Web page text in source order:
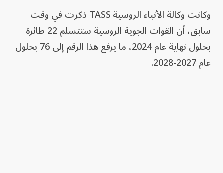
وكانت وكالة الأنباء الروسية TASS ذكرت في وقت
سابق، أن القوات الجوية الروسية ستتسلم 22 طائرة
بحلول نهاية عام 2024، ما يرفع هذا الرقم إلى 76 بحلول
عام 2027-2028.